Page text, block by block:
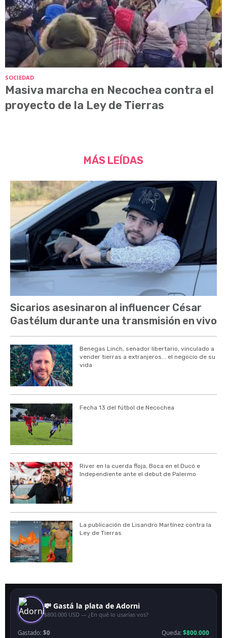
SOCIEDAD
Masiva marcha en Necochea contra el
proyecto de la Ley de Tierras
MÁS LEÍDAS
Sicarios asesinaron al influencer César
Gastélum durante una transmisión en vivo
Benegas Linch, senador libertario, vinculado a
vender tierras a extranjeros... el negocio de su
vida
Fecha 13 del fútbol de Necochea
River en la cuerda floja, Boca en el Ducó e
Independiente ante el debut de Palermo
La publicación de Lisandro Martínez contra la
Ley de Tierras